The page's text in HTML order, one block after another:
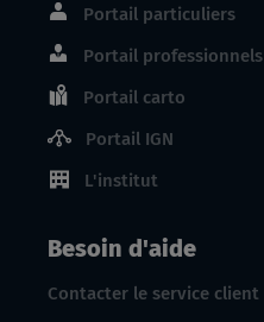
Portail particuliers
Portail professionnels
Portail carto
Portail IGN
L'institut
Besoin d'aide
Contacter le service client